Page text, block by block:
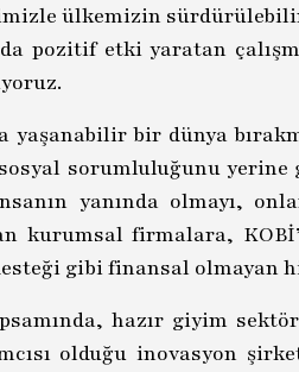
ülkemizin
pozitif etki yaratan
yaşanabilir bir dünya
sorumluluğunu
yanında olmayı,
kurumsal firmalara,
gibi finansal olmayan
hazır giyim
olduğu inovasyon